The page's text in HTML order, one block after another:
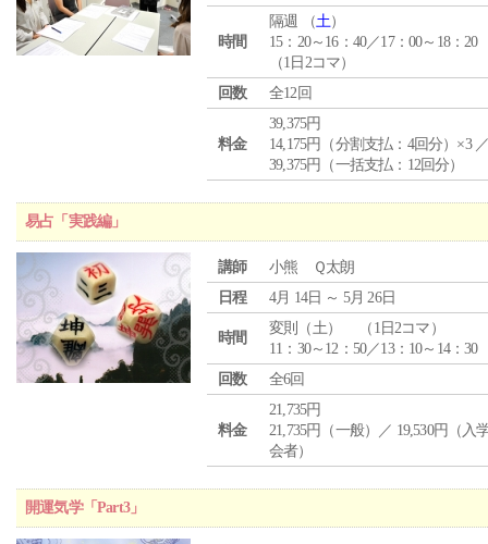
時間
隔週 （土）
15：20～16：40／17：00～18：20
（1日2コマ）
回数
全12回
料金
39,375円
14,175円（分割支払：4回分）×3
39,375円（一括支払：12回分）
易占「実践編」
講師
小熊 Ｑ太朗
日程
4月 14日 ～ 5月 26日
時間
変則（土） （1日2コマ）
11：30～12：50／13：10～14：30
回数
全6回
料金
21,735円
21,735円（一般）／ 19,530円（入
会者）
開運気学「Part3」